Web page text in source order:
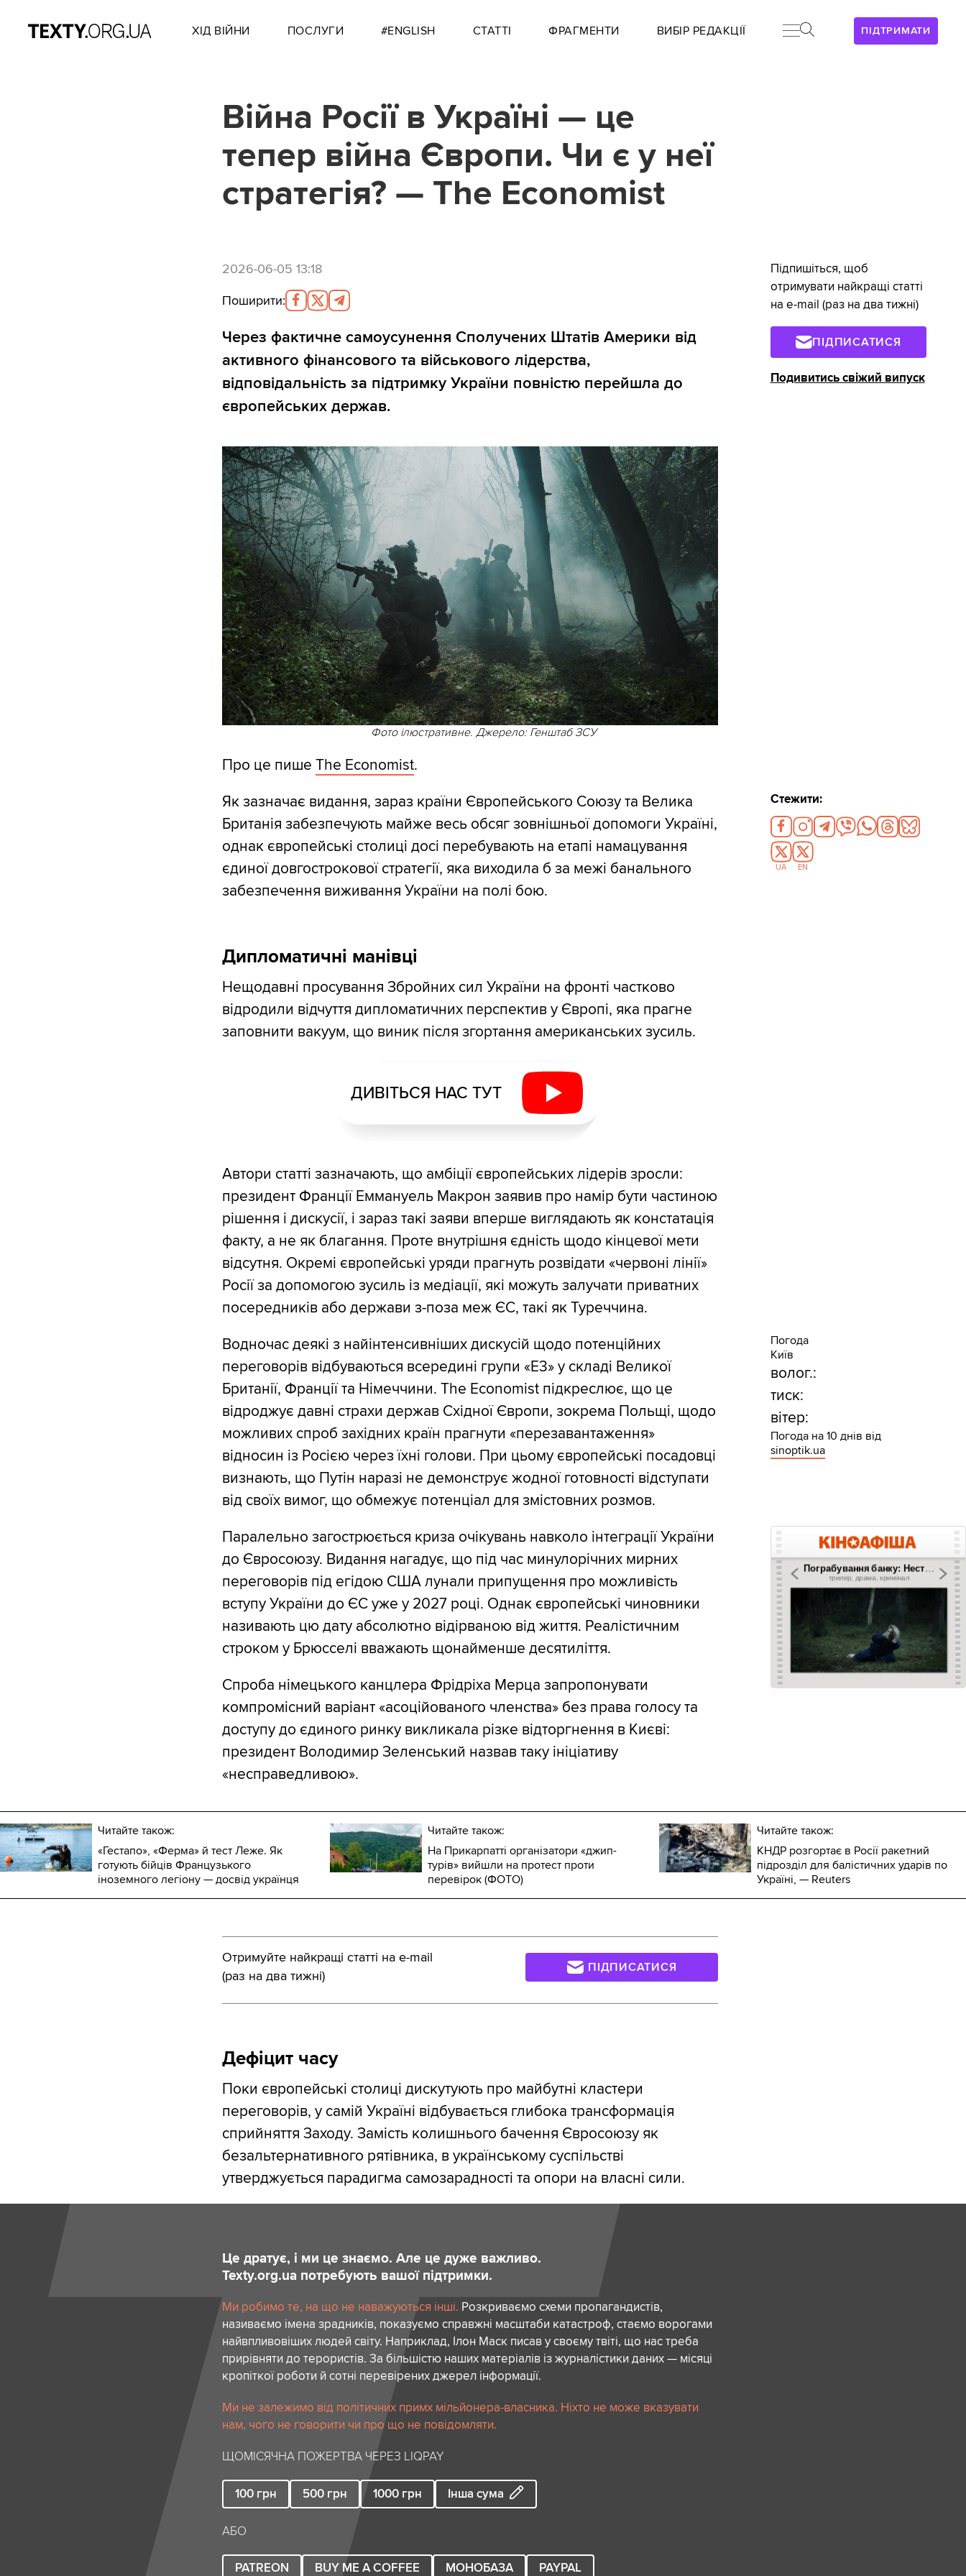
ПІДТРИМАТИ
ХІД ВІЙНИ ПОСЛУГИ #ENGLISH СТАТТІ ФРАГМЕНТИ ВИБІР РЕДАКЦІЇ
Війна Росії в Україні — це
тепер війна Європи. Чи є у неї
стратегія? — The Economist
2026-06-05 13:18
Поширити:
Через фактичне самоусунення Сполучених Штатів Америки від
активного фінансового та військового лідерства,
відповідальність за підтримку України повністю перейшла до
європейських держав.
Фото ілюстративне. Джерело: Генштаб ЗСУ
Про це пише The Economist.
Як зазначає видання, зараз країни Європейського Союзу та Велика
Британія забезпечують майже весь обсяг зовнішньої допомоги Україні,
однак європейські столиці досі перебувають на етапі намацування
єдиної довгострокової стратегії, яка виходила б за межі банального
забезпечення виживання України на полі бою.
Дипломатичні манівці
Нещодавні просування Збройних сил України на фронті частково
відродили відчуття дипломатичних перспектив у Європі, яка прагне
заповнити вакуум, що виник після згортання американських зусиль.
ДИВІТЬСЯ НАС ТУТ
Автори статті зазначають, що амбіції європейських лідерів зросли:
президент Франції Еммануель Макрон заявив про намір бути частиною
рішення і дискусії, і зараз такі заяви вперше виглядають як констатація
факту, а не як благання. Проте внутрішня єдність щодо кінцевої мети
відсутня. Окремі європейські уряди прагнуть розвідати «червоні лінії»
Росії за допомогою зусиль із медіації, які можуть залучати приватних
посередників або держави з-поза меж ЄС, такі як Туреччина.
Водночас деякі з найінтенсивніших дискусій щодо потенційних
переговорів відбуваються всередині групи «E3» у складі Великої
Британії, Франції та Німеччини. The Economist підкреслює, що це
відроджує давні страхи держав Східної Європи, зокрема Польщі, щодо
можливих спроб західних країн прагнути «перезавантаження»
відносин із Росією через їхні голови. При цьому європейські посадовці
визнають, що Путін наразі не демонструє жодної готовності відступати
від своїх вимог, що обмежує потенціал для змістовних розмов.
Паралельно загострюється криза очікувань навколо інтеграції України
до Євросоюзу. Видання нагадує, що під час минулорічних мирних
переговорів під егідою США лунали припущення про можливість
вступу України до ЄС уже у 2027 році. Однак європейські чиновники
називають цю дату абсолютно відірваною від життя. Реалістичним
строком у Брюсселі вважають щонайменше десятиліття.
Спроба німецького канцлера Фрідріха Мерца запропонувати
компромісний варіант «асоційованого членства» без права голосу та
доступу до єдиного ринку викликала різке відторгнення в Києві:
президент Володимир Зеленський назвав таку ініціативу
«несправедливою».
Читайте також:
«Гестапо», «Ферма» й тест Леже. Як
готують бійців Французького
іноземного легіону — досвід українця
Читайте також:
На Прикарпатті організатори «джип-
турів» вийшли на протест проти
перевірок (ФОТО)
Читайте також:
КНДР розгортає в Росії ракетний
підрозділ для балістичних ударів по
Україні, — Reuters
Отримуйте найкращі статті на e-mail
(раз на два тижні)
ПІДПИСАТИСЯ
Дефіцит часу
Поки європейські столиці дискутують про майбутні кластери
переговорів, у самій Україні відбувається глибока трансформація
сприйняття Заходу. Замість колишнього бачення Євросоюзу як
безальтернативного рятівника, в українському суспільстві
утверджується парадигма самозарадності та опори на власні сили.
Це дратує, і ми це знаємо. Але це дуже важливо.
Texty.org.ua потребують вашої підтримки.
Ми робимо те, на що не наважуються інші. Розкриваємо схеми пропагандистів,
називаємо імена зрадників, показуємо справжні масштаби катастроф, стаємо ворогами
найвпливовіших людей світу. Наприклад, Ілон Маск писав у своєму твіті, що нас треба
прирівняти до терористів. За більшістю наших матеріалів із журналістики даних — місяці
кропіткої роботи й сотні перевірених джерел інформації.
Ми не залежимо від політичних примх мільйонера-власника. Ніхто не може вказувати
нам, чого не говорити чи про що не повідомляти.
ЩОМІСЯЧНА ПОЖЕРТВА ЧЕРЕЗ LIQPAY
100 грн 500 грн 1000 грн Інша сума
АБО
PATREON BUY ME A COFFEE МОНОБАЗА PAYPAL
Підпишіться, щоб
отримувати найкращі статті
на e-mail (раз на два тижні)
ПІДПИСАТИСЯ
Подивитись свіжий випуск
Стежити:
UA EN
Погода
Київ
волог.:
тиск:
вітер:
Погода на 10 днів від
sinoptik.ua